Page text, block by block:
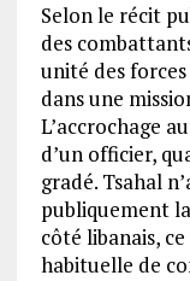
Selon le récit
des
unité des forces
dans une
L’accrochage
d’un officier,
gradé. Tsahal
publiquement
côté libanais,
habituelle de